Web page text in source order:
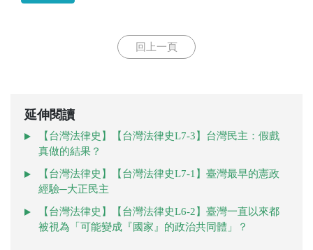
回上一頁
延伸閱讀
【台灣法律史】【台灣法律史L7-3】台灣民主：假戲
真做的結果？
【台灣法律史】【台灣法律史L7-1】臺灣最早的憲政
經驗─大正民主
【台灣法律史】【台灣法律史L6-2】臺灣一直以來都
被視為「可能變成『國家』的政治共同體」？